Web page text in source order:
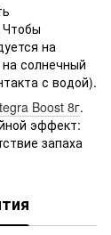
Чтобы
на
солнечный
с водой).
Boost 8г.
эффект:
запаха